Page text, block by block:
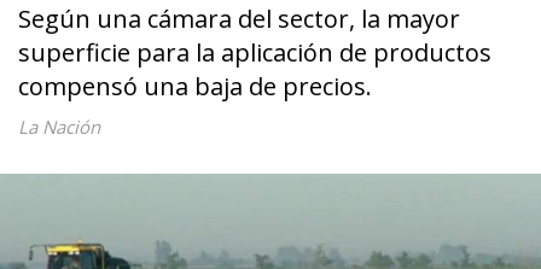
Según una cámara del sector, la mayor
superficie para la aplicación de productos
compensó una baja de precios.
La Nación